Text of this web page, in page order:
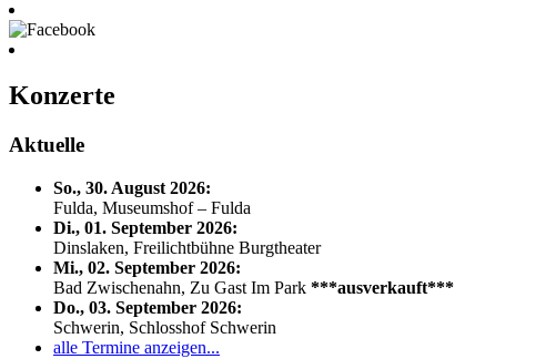
Konzerte
Aktuelle
So., 30. August 2026:
Fulda, Museumshof – Fulda
Di., 01. September 2026:
Dinslaken, Freilichtbühne Burgtheater
Mi., 02. September 2026:
Bad Zwischenahn, Zu Gast Im Park ***ausverkauft***
Do., 03. September 2026:
Schwerin, Schlosshof Schwerin
alle Termine anzeigen...